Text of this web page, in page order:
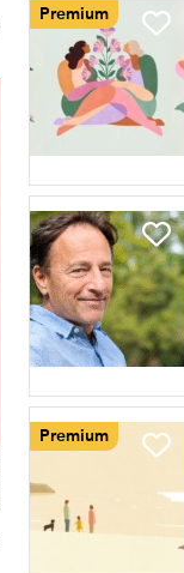
Premium
Premium